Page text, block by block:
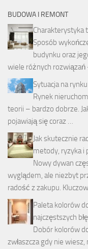
BUDOWA I REMONT
Charakterystyka
Sposób
budynku oraz
wiele różnych
Sytuacja na
Rynek
teorii – bardzo dobrze.
pojawiają się coraz …
Jak skutecznie
metody, ryzyka i
Nowy dywan
wyglądem, ale niezbyt
radość z zakupu.
Paleta kolorów
najczęstszych
Dobór kolorów
zwłaszcza gdy nie